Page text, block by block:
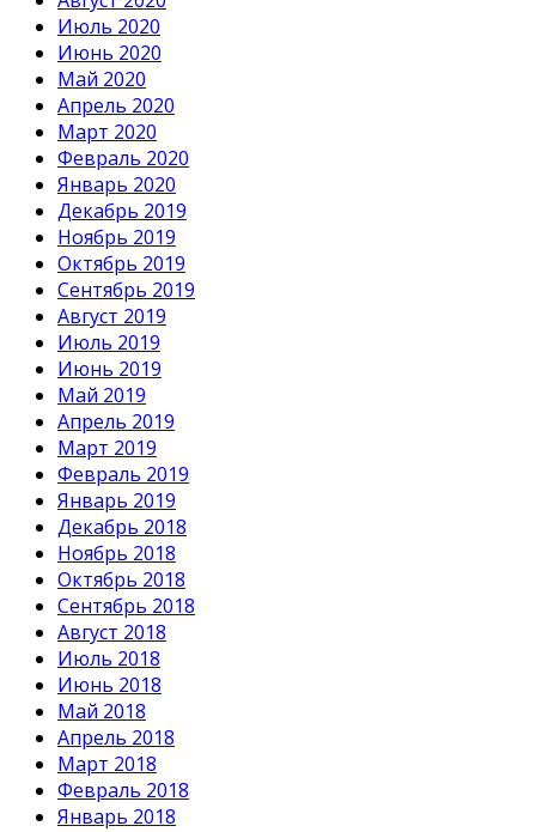
Июль 2020
Июнь 2020
Май 2020
Апрель 2020
Март 2020
Февраль 2020
Январь 2020
Декабрь 2019
Ноябрь 2019
Октябрь 2019
Сентябрь 2019
Август 2019
Июль 2019
Июнь 2019
Май 2019
Апрель 2019
Март 2019
Февраль 2019
Январь 2019
Декабрь 2018
Ноябрь 2018
Октябрь 2018
Сентябрь 2018
Август 2018
Июль 2018
Июнь 2018
Май 2018
Апрель 2018
Март 2018
Февраль 2018
Январь 2018